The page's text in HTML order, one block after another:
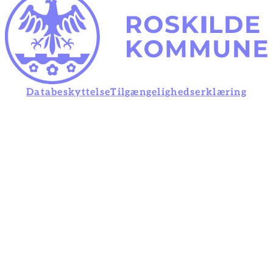
DatabeskyttelseTilgængelighedserklæring